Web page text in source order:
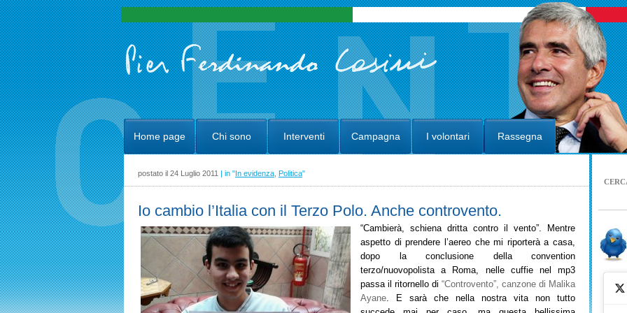
Home page Chi sono Interventi Campagna I volontari Rassegna
postato il 24 Luglio 2011 | in "In evidenza Politica"
Io cambio l’Italia con il Terzo Polo. Anche controvento.
“Cambierà, schiena dritta contro il vento”. Mentre
aspetto di prendere l’aereo che mi riporterà a casa,
dopo la conclusione della convention
terzo/nuovopolista a Roma, nelle cuffie nel mp3
passa il ritornello di “Controvento”, canzone di Malika
Ayane. E sarà che nella nostra vita non tutto